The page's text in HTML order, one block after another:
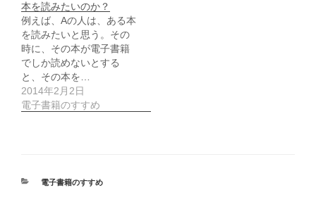
本を読みたいのか？
例えば、Aの人は、ある本
を読みたいと思う。その
時に、その本が電子書籍
でしか読めないとする
と、その本を…
2014年2月2日
電子書籍のすすめ
カ
電子書籍のすすめ